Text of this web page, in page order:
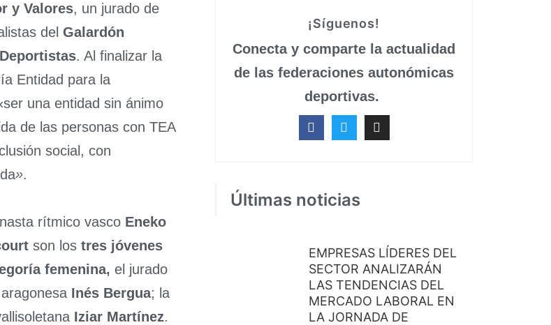
y Valores, un jurado de
del Galardón
. Al finalizar la
Entidad para la
una entidad sin ánimo
de las personas con TEA
social, con
».
rítmico vasco Eneko
son los tres jóvenes
femenina, el jurado
Inés Bergua; la
Iziar Martínez.
¡Síguenos!
Conecta y comparte la actualidad
de las federaciones autonómicas
deportivas.
Últimas noticias
EMPRESAS LÍDERES DEL
SECTOR ANALIZARÁN
LAS TENDENCIAS DEL
MERCADO LABORAL EN
LA JORNADA DE